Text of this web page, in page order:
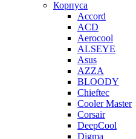
Корпуса
Accord
ACD
Aerocool
ALSEYE
Asus
AZZA
BLOODY
Chieftec
Cooler Master
Corsair
DeepCool
Digma